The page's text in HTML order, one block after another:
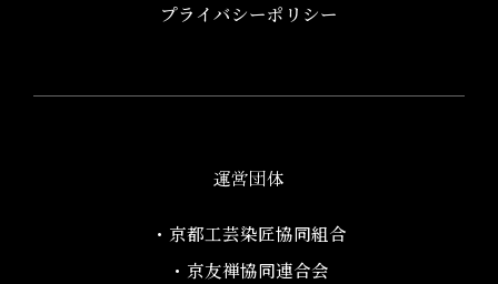
プライバシーポリシー
運営団体
・京都工芸染匠協同組合​
・京友禅協同連合会